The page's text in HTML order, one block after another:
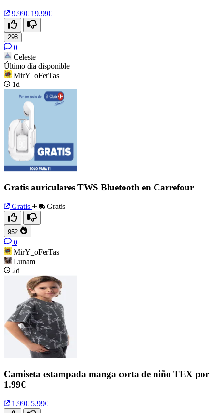
9.99€ 19.99€
298
0
Celeste
Último día disponible
MirY_oFerTas
1d
Gratis auriculares TWS Bluetooth en Carrefour
Gratis Gratis
952
0
MirY_oFerTas
Lunam
2d
Camiseta estampada manga corta de niño TEX por
1.99€
1.99€ 5.99€